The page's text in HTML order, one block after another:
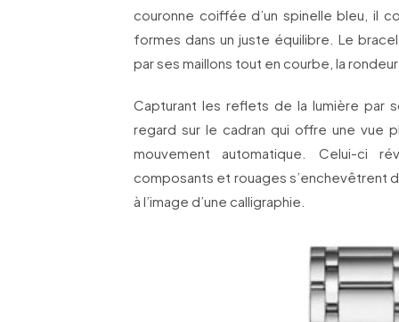
couronne coiffée d’un spinelle bleu, il
formes dans un juste équilibre. Le
par ses maillons tout en courbe, la
Capturant les reflets de la lumière par
regard sur le cadran qui offre une vue
mouvement automatique. Celui-ci
composants et rouages s’enchevêtrent
à l’image d’une calligraphie.